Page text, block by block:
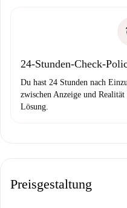
24-Stunden-Check-
Du hast 24 Stunden nach
zwischen Anzeige und
Lösung.
Preisgestaltung